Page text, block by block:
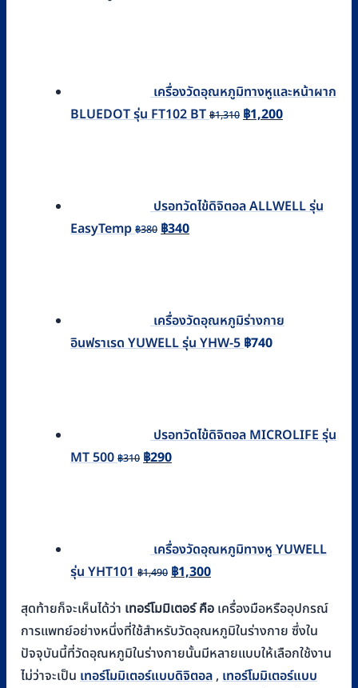
เครื่องวัดอุณหภูมิทางหูและหน้าผาก
BLUEDOT รุ่น FT102 BT ฿1,310 Original
฿1,200Current
ปรอทวัดไข้ดิจิตอล ALLWELL รุ่น
EasyTemp ฿380 Original
฿340Current
เครื่องวัดอุณหภูมิร่างกาย
อินฟราเรด YUWELL รุ่น YHW-5 ฿740
ปรอทวัดไข้ดิจิตอล MICROLIFE รุ่น
MT 500 ฿310 Original
฿290Current
เครื่องวัดอุณหภูมิทางหู YUWELL
รุ่น YHT101 ฿1,490 Original
was:
฿1,490.
฿1,300Current
is:
฿1,300.
สุดท้ายก็จะเห็นได้ว่า เทอร์โมมิเตอร์ คือ เครื่องมือหรืออุปกรณ์
การแพทย์อย่างหนึ่งที่ใช้สำหรับวัดอุณหภูมิในร่างกาย ซึ่งใน
ปัจจุบันนี้ที่วัดอุณหภูมิในร่างกายนั้นมีหลายแบบให้เลือกใช้งาน
ไม่ว่าจะเป็น เทอร์โมมิเตอร์แบบดิจิตอล, เทอร์โมมิเตอร์แบบ